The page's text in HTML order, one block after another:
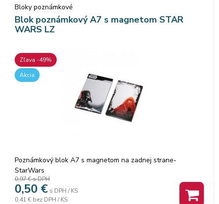
Bloky poznámkové
Blok poznámkový A7 s magnetom STAR
WARS LZ
Zľava -49%
Akcia
Poznámkový blok A7 s magnetom na zadnej strane-
StarWars
0,97 €s DPH
0,50 € s DPH / KS
0,41 € bez DPH / KS